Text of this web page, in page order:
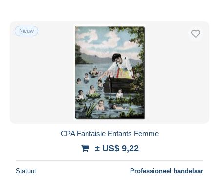
Nieuw
CPA Fantaisie Enfants Femme
± US$ 9,22
Statuut Professioneel handelaar